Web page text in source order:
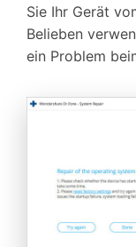
Sie Ihr Gerät
Belieben
ein Problem